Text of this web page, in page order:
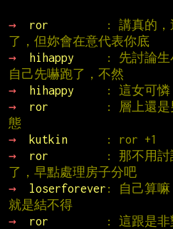
→
ror
: 講真的，
了，但妳會在意代表你底
→
hihappy
: 先討論生
自己先嚇跑了，不然
→
hihappy : 這女可憐
→
ror
: 層上還是
態
→
kutkin : ror +1
→
ror
: 那不用討
了，早點處理房子分吧
→
loserforever : 自己算嘛
就是結不得
→
ror
: 這跟是非